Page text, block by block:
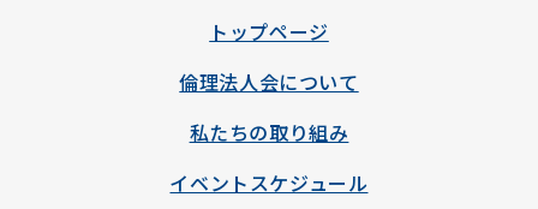
トップページ
倫理法人会について
私たちの取り組み
イベントスケジュール